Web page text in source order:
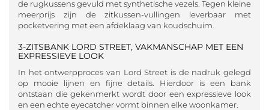
de rugkussens gevuld met synthetische vezels. Tegen kleine
meerprijs zijn de zitkussen-vullingen leverbaar met
pocketvering met een afdeklaag van koudschuim.
3-ZITSBANK LORD STREET, VAKMANSCHAP MET EEN
EXPRESSIEVE LOOK
In het ontwerpproces van Lord Street is de nadruk gelegd
op mooie lijnen en fijne details. Hierdoor is een bank
ontstaan die gekenmerkt wordt door een expressieve look
en een echte eyecatcher vormt binnen elke woonkamer.